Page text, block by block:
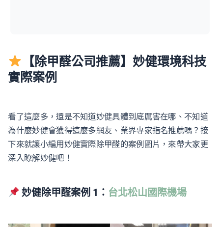
【除甲醛公司推薦】妙健環境科技
實際案例
看了這麼多，還是不知道妙健具體到底厲害在哪、不知道
為什麼妙健會獲得這麼多網友、業界專家指名推薦嗎？接
下來就讓小編用妙健實際除甲醛的案例圖片，來帶大家更
深入瞭解妙健吧！
妙健除甲醛案例 1： 台北松山國際機場